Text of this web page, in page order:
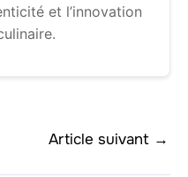
et l’innovation
Article suivant →